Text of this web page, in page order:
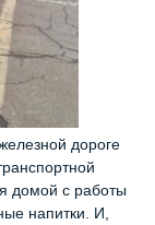
дороге
домой с работы
напитки. И,